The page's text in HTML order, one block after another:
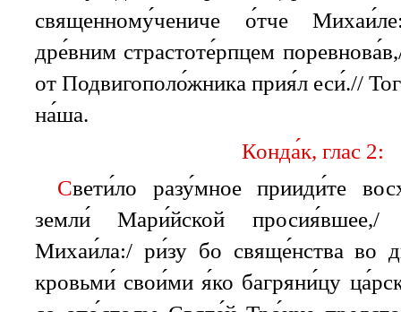
священному́чениче о́тче
дре́вним страстоте́рпцем
от Подвигополо́жника прия́л еси́.//
на́ша.
Конда́к, глас 2:
Свети́ло разу́мное прииди́те
земли́ Мари́йской просия́вшее,/
Михаи́ла:/ ри́зу бо свяще́нства во
кровьми́ свои́ми я́ко багряни́цу